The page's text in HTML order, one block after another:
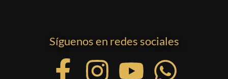
Síguenos en redes sociales